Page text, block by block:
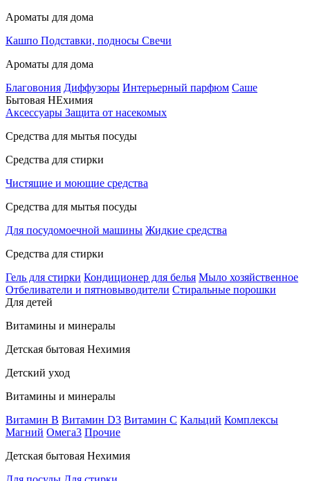
Ароматы для дома
Кашпо Подставки, подносы Свечи
Ароматы для дома
Благовония Диффузоры Интерьерный парфюм Саше
Бытовая НЕхимия
Аксессуары Защита от насекомых
Средства для мытья посуды
Средства для стирки
Чистящие и моющие средства
Средства для мытья посуды
Для посудомоечной машины Жидкие средства
Средства для стирки
Гель для стирки Кондиционер для белья Мыло хозяйственное
Отбеливатели и пятновыводители Стиральные порошки
Для детей
Витамины и минералы
Детская бытовая Нехимия
Детский уход
Витамины и минералы
Витамин В Витамин D3 Витамин С Кальций Комплексы
Магний Омега3 Прочие
Детская бытовая Нехимия